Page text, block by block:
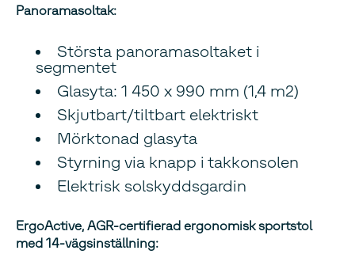
Panoramasoltak:
Största panoramasoltaket i
segmentet
Glasyta: 1 450 x 990 mm (1,4 m2)
Skjutbart/tiltbart elektriskt
Mörktonad glasyta
Styrning via knapp i takkonsolen
Elektrisk solskyddsgardin
ErgoActive, AGR-certifierad ergonomisk sportstol
med 14-vägsinställning: